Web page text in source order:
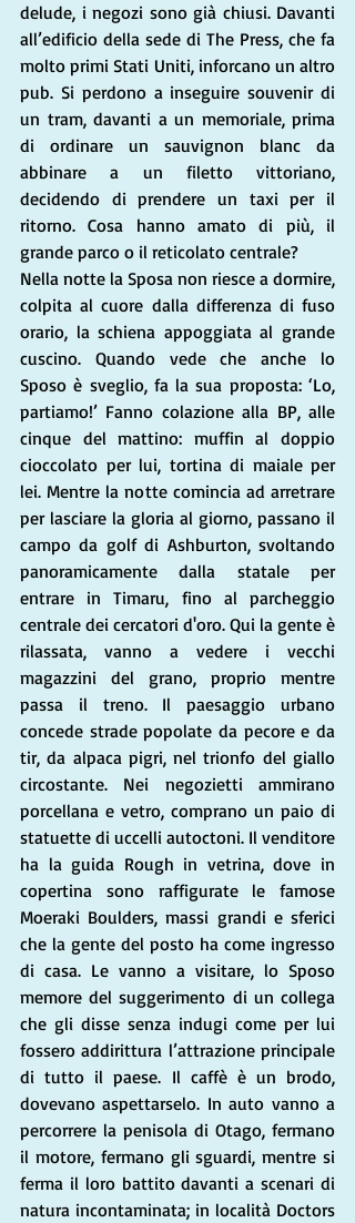
delude, i negozi sono già chiusi. Davanti
all’edificio della sede di The Press, che fa
molto primi Stati Uniti, inforcano un altro
pub. Si perdono a inseguire souvenir di
un tram, davanti a un memoriale, prima
di ordinare un sauvignon blanc da
abbinare a un filetto vittoriano,
decidendo di prendere un taxi per il
ritorno. Cosa hanno amato di più, il
grande parco o il reticolato centrale?
Nella notte la Sposa non riesce a dormire,
colpita al cuore dalla differenza di fuso
orario, la schiena appoggiata al grande
cuscino. Quando vede che anche lo
Sposo è sveglio, fa la sua proposta: ‘Lo,
partiamo!’ Fanno colazione alla BP, alle
cinque del mattino: muffin al doppio
cioccolato per lui, tortina di maiale per
lei. Mentre la notte comincia ad arretrare
per lasciare la gloria al giorno, passano il
campo da golf di Ashburton, svoltando
panoramicamente dalla statale per
entrare in Timaru, fino al parcheggio
centrale dei cercatori d'oro. Qui la gente è
rilassata, vanno a vedere i vecchi
magazzini del grano, proprio mentre
passa il treno. Il paesaggio urbano
concede strade popolate da pecore e da
tir, da alpaca pigri, nel trionfo del giallo
circostante. Nei negozietti ammirano
porcellana e vetro, comprano un paio di
statuette di uccelli autoctoni. Il venditore
ha la guida Rough in vetrina, dove in
copertina sono raffigurate le famose
Moeraki Boulders, massi grandi e sferici
che la gente del posto ha come ingresso
di casa. Le vanno a visitare, lo Sposo
memore del suggerimento di un collega
che gli disse senza indugi come per lui
fossero addirittura l’attrazione principale
di tutto il paese. Il caffè è un brodo,
dovevano aspettarselo. In auto vanno a
percorrere la penisola di Otago, fermano
il motore, fermano gli sguardi, mentre si
ferma il loro battito davanti a scenari di
natura incontaminata; in località Doctors